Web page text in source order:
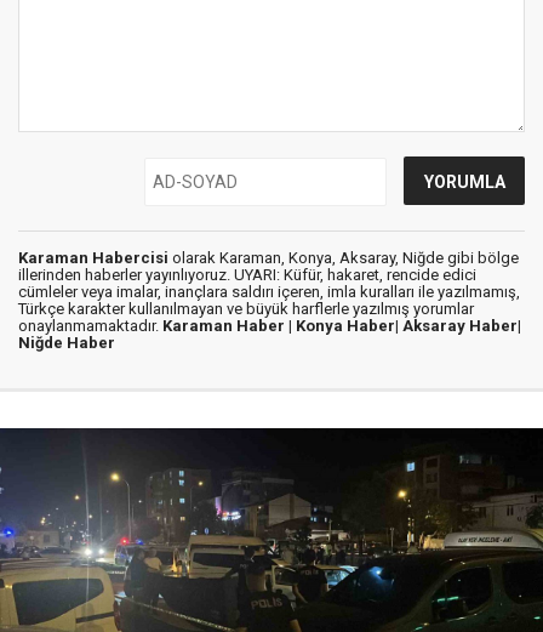
Karaman Habercisi olarak Karaman, Konya, Aksaray, Niğde gibi bölge
illerinden haberler yayınlıyoruz. UYARI: Küfür, hakaret, rencide edici
cümleler veya imalar, inançlara saldırı içeren, imla kuralları ile yazılmamış,
Türkçe karakter kullanılmayan ve büyük harflerle yazılmış yorumlar
onaylanmamaktadır. Karaman Haber | Konya Haber| Aksaray Haber|
Niğde Haber